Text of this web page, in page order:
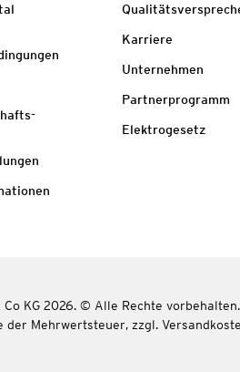
Karriere
Unternehmen
Partnerprogramm
Elektrogesetz
KG 2026. © Alle Rechte vorbehalten.
Mehrwertsteuer, zzgl.